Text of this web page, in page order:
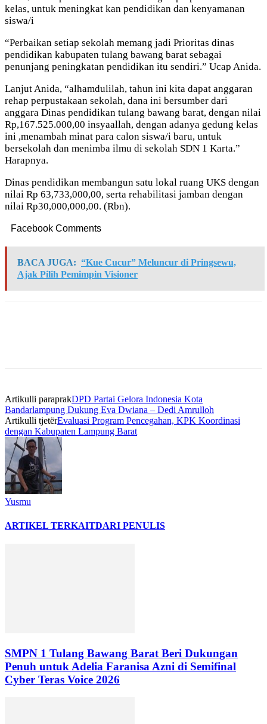
kelas, untuk meningkat kan pendidikan dan kenyamanan
siswa/i
“Perbaikan setiap sekolah memang jadi Prioritas dinas
pendidikan kabupaten tulang bawang barat sebagai
penunjang peningkatan pendidikan itu sendiri.” Ucap Anida.
Lanjut Anida, “alhamdulilah, tahun ini kita dapat anggaran
rehap perpustakaan sekolah, dana ini bersumber dari
anggara Dinas pendidikan tulang bawang barat, dengan nilai
Rp,167.525.000,00 insyaallah, dengan adanya gedung kelas
ini ,menambah minat para calon siswa/i baru, untuk
bersekolah dan menimba ilmu di sekolah SDN 1 Karta.”
Harapnya.
Dinas pendidikan membangun satu lokal ruang UKS dengan
nilai Rp 63,733,000,00, serta rehabilitasi jamban dengan
nilai Rp30,000,000,00. (Rbn).
Facebook Comments
BACA JUGA: “Kue Cucur” Meluncur di Pringsewu,
Ajak Pilih Pemimpin Visioner
Artikulli paraprakDPD Partai Gelora Indonesia Kota
Bandarlampung Dukung Eva Dwiana – Dedi Amrulloh
Artikulli tjetërEvaluasi Program Pencegahan, KPK Koordinasi
dengan Kabupaten Lampung Barat
Yusmu
ARTIKEL TERKAITDARI PENULIS
SMPN 1 Tulang Bawang Barat Beri Dukungan
Penuh untuk Adelia Faranisa Azni di Semifinal
Cyber Teras Voice 2026